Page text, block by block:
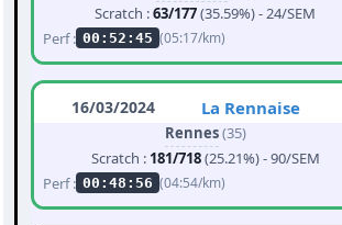
Scratch :63/177(35.59%) - 24/SEM
Perf : 00:52:45 (05:17/km)
16/03/2024 La Rennaise
Rennes(35)
Scratch : 181/718(25.21%) - 90/SEM
Perf : 00:48:56 (04:54/km)